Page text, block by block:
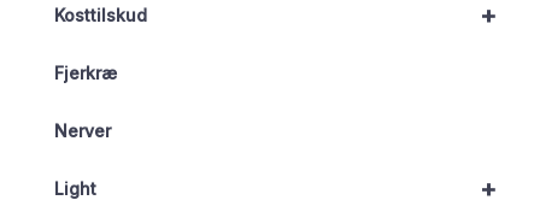
+
Kosttilskud
Fjerkræ
Nerver
+
Light